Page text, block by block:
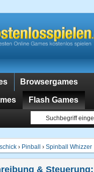
Browsergames
Flash Games
› Pinball ›Spinball Whizzer
&